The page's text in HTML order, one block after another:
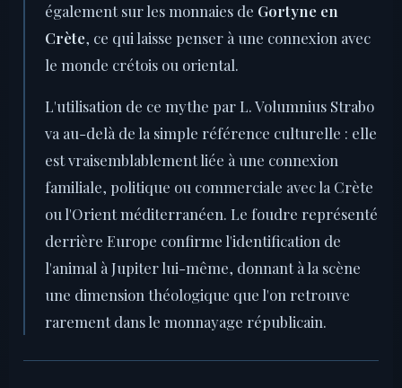
également sur les monnaies de Gortyne en
Crète, ce qui laisse penser à une connexion avec
le monde crétois ou oriental.
L'utilisation de ce mythe par L. Volumnius Strabo
va au-delà de la simple référence culturelle : elle
est vraisemblablement liée à une connexion
familiale, politique ou commerciale avec la Crète
ou l'Orient méditerranéen. Le foudre représenté
derrière Europe confirme l'identification de
l'animal à Jupiter lui-même, donnant à la scène
une dimension théologique que l'on retrouve
rarement dans le monnayage républicain.